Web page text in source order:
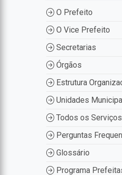
O Prefeito
O Vice Prefeito
Secretarias
Órgãos
Estrutura
Unidades
Todos os Serviços
Perguntas
Glossário
Programa